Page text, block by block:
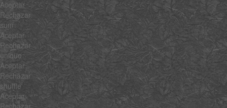
Aceptar
Rechazar
sum
Aceptar
Rechazar
unique
Aceptar
Rechazar
shuffle
Aceptar